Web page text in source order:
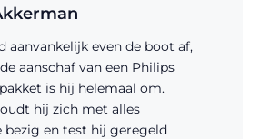
aanvankelijk even de boot af,
aanschaf van een Philips
is hij helemaal om.
hij zich met alles
en test hij geregeld